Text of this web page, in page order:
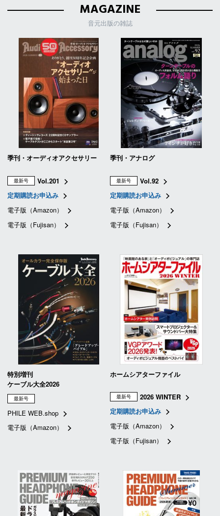
MAGAZINE
音元出版の雑誌
季刊・オーディオアクセサリー
最新号
Vol.201
定期購読お申込み
電子版（Amazon）
電子版（Fujisan）
季刊・アナログ
最新号
Vol.92
定期購読お申込み
電子版（Amazon）
電子版（Fujisan）
特別増刊
ケーブル大全2026
最新号
PHILE WEB.shop
電子版（Amazon）
ホームシアターファイル
最新号
2026 WINTER
定期購読お申込み
電子版（Amazon）
電子版（Fujisan）